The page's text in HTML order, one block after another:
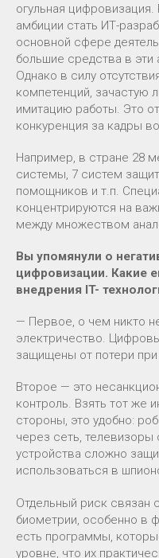
огульная
амбиции стать ИТ-
основной сфере
большие средства в
Однако в силу
компетенций, зачастую
имитацию работы. Это
конкуренция за кадры
Например, в стране 28
системы, 7 систем
помощников и т.п.
концентрируются на
между множеством
Вы упомянули о
цифровизации. Какие
внедрения IT-
— Первое, о чем никто
электричество.
защищены от потери при
Второе — это
контроль. Взять тот же
стороны, это удобно:
через сеть, телевизоры
устройства сложно
использоваться в
Отдельный риск
биометрии, особенно в
есть программы,
уровне, что их